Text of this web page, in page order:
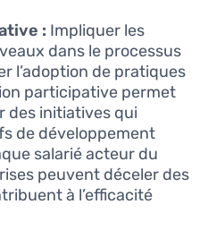
: Impliquer les
dans le processus
l’adoption de pratiques
participative permet
des initiatives qui
de développement
salarié acteur du
peuvent déceler des
à l’efficacité